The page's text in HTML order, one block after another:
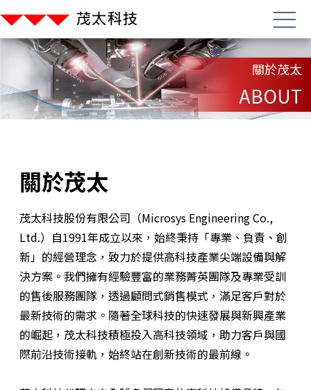
關於茂太
ABOUT
關於茂太
茂太科技股份有限公司（Microsys Engineering Co.,
Ltd.）自1991年成立以來，始終秉持「專業、負責、創
新」的經營理念，致力於提供高科技產業尖端設備與解
決方案。我們擁有經驗豐富的業務菁英團隊及專業受訓
的售後服務團隊，透過顧問式銷售模式，滿足客戶對於
最新技術的需求。隨著全球科技的快速發展與新興產業
的崛起，茂太科技積極投入高科技領域，助力客戶與國
際前沿技術接軌，始終站在創新技術的最前線。